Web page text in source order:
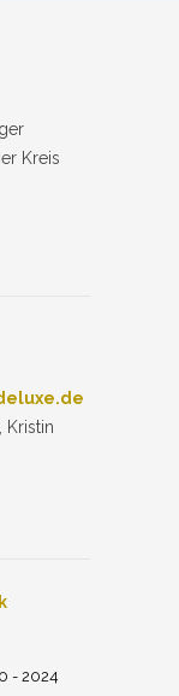
Kreis
Kristin
- 2024